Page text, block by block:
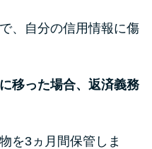
、自分の信用情報に傷
移った場合、返済義務
を3ヵ月間保管しま